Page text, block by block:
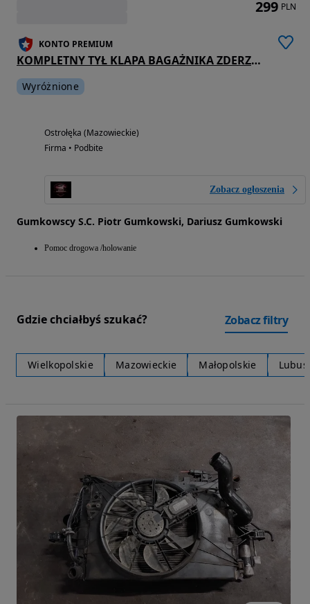
KONTO PREMIUM
KOMPLETNY TYŁ KLAPA BAGAŻNIKA ZDERZAK TYŁ LAMPY VOLVO S40 I LIFT 346-12
Wyróżnione
Ostrołęka (Mazowieckie)
Firma • Podbite
Zobacz ogłoszenia
Gumkowscy S.C. Piotr Gumkowski, Dariusz Gumkowski
Pomoc drogowa /holowanie
299 PLN
Gdzie chciałbyś szukać? Zobacz filtry
Wielkopolskie Mazowieckie Małopolskie